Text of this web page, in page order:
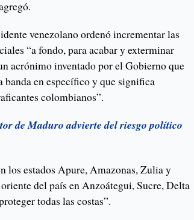
venezolano ordenó incrementar las
“a fondo, para acabar y exterminar
acrónimo inventado por el Gobierno que
banda en específico y que significa
colombianos”.
de Maduro advierte del riesgo político
los estados Apure, Amazonas, Zulia y
del país en Anzoátegui, Sucre, Delta
todas las costas”.